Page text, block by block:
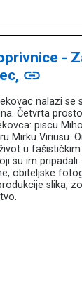
-
link
nalazi se
Četvrta
piscu
Mirku Viriusu.
u
su im
obiteljske
slika,